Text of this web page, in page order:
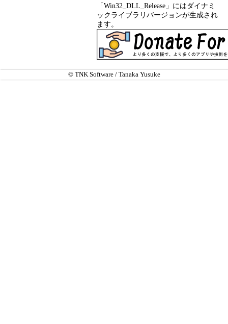
「Win32_DLL_Release」にはダイナミ
ックライブラリバージョンが生成され
ます。
© TNK Software / Tanaka Yusuke